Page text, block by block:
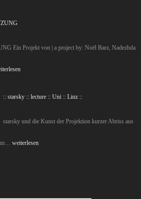
::
Ein Projekt von | a project by: Noël Barz, Nadezhda
:: starsky :: lecture :: Uni :: Linz ::
starsky und die Kunst der Projektion kurzer Abriss aus
::
weiterlesen